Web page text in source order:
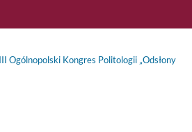
Ogólnopolski Kongres Politologii „Odsłony